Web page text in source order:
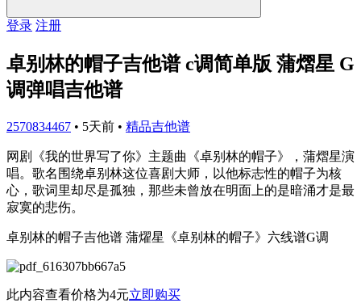
登录 注册
卓别林的帽子吉他谱 c调简单版 蒲熠星 G
调弹唱吉他谱
2570834467 • 5天前 • 精品吉他谱
网剧《我的世界写了你》主题曲《卓别林的帽子》，蒲熠星演
唱。歌名围绕卓别林这位喜剧大师，以他标志性的帽子为核
心，歌词里却尽是孤独，那些未曾放在明面上的是暗涌才是最
寂寞的悲伤。
卓别林的帽子吉他谱 蒲燿星《卓别林的帽子》六线谱G调
此内容查看价格为4元立即购买